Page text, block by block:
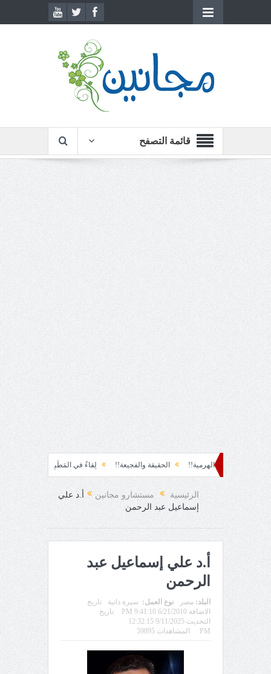
قائمة التصفح
تاج الهرمية!! الحقيقة والفجيعة!! لِقاءُ في المَطَرِ! أين القيادة!!
الرئيسية مستشارو مجانين
أ.د علي
إسماعيل عبد الرحمن
أ.د علي إسماعيل عبد
الرحمن
البلد: مصر نوع العمل: سيرة ذاتية
تاريخ
الاضافة 6/21/2010 9:41:10 PM
تاريخ
التحديث 9/11/2025 12:32:15
PM
المشاهدات 59895